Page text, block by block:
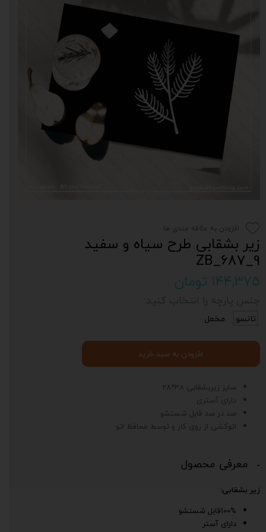
زیر بشقابی طرح سیاه و سفید
9_687_ZB
۱۴۴,۳۷۵ تومان
سایز زیربشقابی 38*28
دارای آستری
صد در صد قابل شستشو
اتوکشی از روی کار و توسط محافظ اتو
تانسو مخمل
افزودن به سبد خرید
افزودن به علاقه مندی ها
معرفی محصول
زیر بشقابی:
100%قابل شستشو
دارای آستر